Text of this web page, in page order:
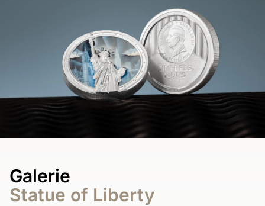
Galerie
Statue of Liberty